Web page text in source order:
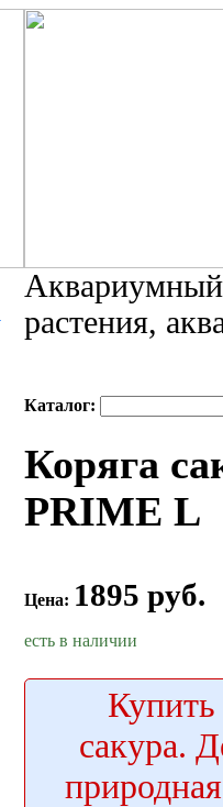
растения,
Каталог:
Коряга
PRIME L
Цена: 1895 руб.
есть в наличии
Купить
сакура.